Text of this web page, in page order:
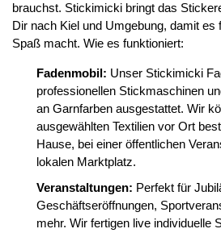
brauchst. Stickimicki bringt das
Dir nach Kiel und Umgebung, damit es
Spaß macht. Wie es funktioniert:
Fadenmobil: Unser Stickimicki
professionellen Stickmaschinen
an Garnfarben ausgestattet. Wir
ausgewählten Textilien vor Ort
Hause, bei einer öffentlichen
lokalen Marktplatz.
Veranstaltungen: Perfekt für
Geschäftseröffnungen,
mehr. Wir fertigen live individuelle